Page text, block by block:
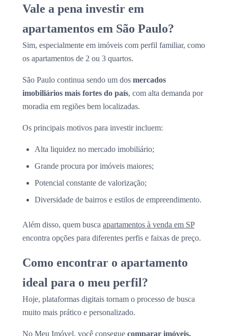
Vale a pena investir em
apartamentos em São Paulo?
Sim, especialmente em imóveis com perfil familiar, como
os apartamentos de 2 ou 3 quartos.
São Paulo continua sendo um dos mercados
imobiliários mais fortes do país, com alta demanda por
moradia em regiões bem localizadas.
Os principais motivos para investir incluem:
Alta liquidez no mercado imobiliário;
Grande procura por imóveis maiores;
Potencial constante de valorização;
Diversidade de bairros e estilos de empreendimento.
Além disso, quem busca apartamentos à venda em SP
encontra opções para diferentes perfis e faixas de preço.
Como encontrar o apartamento
ideal para o meu perfil?
Hoje, plataformas digitais tornam o processo de busca
muito mais prático e personalizado.
No Meu Imóvel, você consegue comparar imóveis,